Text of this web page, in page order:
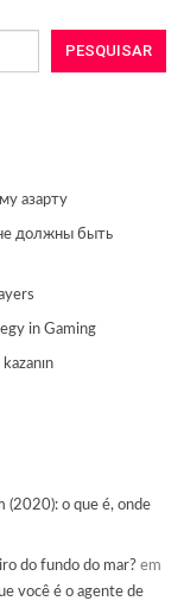
PESQUISAR
азарту
должны быть
in Gaming
(2020): o que é, onde
do fundo do mar? em
você é o agente de